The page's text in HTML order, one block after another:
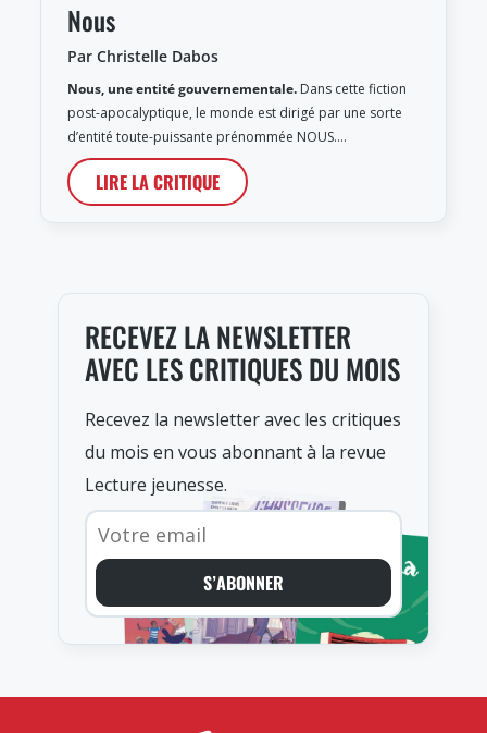
Nous
Par Christelle Dabos
Nous, une entité gouvernementale. Dans cette fiction
post-apocalyptique, le monde est dirigé par une sorte
d’entité toute-puissante prénommée NOUS.…
LIRE LA CRITIQUE
RECEVEZ LA NEWSLETTER
AVEC LES CRITIQUES DU MOIS
Recevez la newsletter avec les critiques
du mois en vous abonnant à la revue
Lecture jeunesse.
S’ABONNER